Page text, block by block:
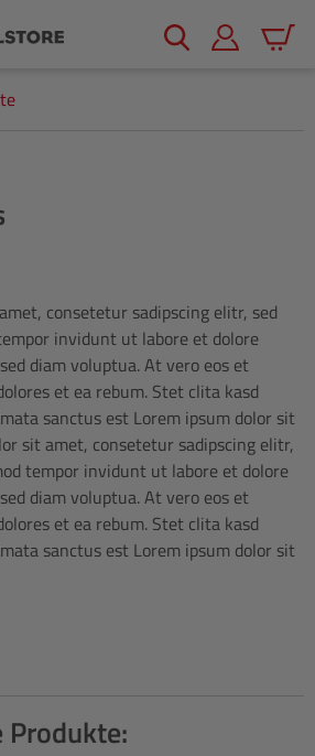
consetetur sadipscing elitr, sed
invidunt ut labore et dolore
diam voluptua. At vero eos et
et ea rebum. Stet clita kasd
sanctus est Lorem ipsum dolor sit
sit amet, consetetur sadipscing elitr,
tempor invidunt ut labore et dolore
diam voluptua. At vero eos et
et ea rebum. Stet clita kasd
sanctus est Lorem ipsum dolor sit
Produkte: